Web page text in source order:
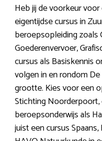
Heb jij de voorkeur
eigentijdse cursus in
beroepsopleiding zoals
Goederenvervoer,
cursus als Basiskennis
volgen in en rondom
grootte. Kies voor een
Stichting
beroepsonderwijs als
juist een cursus